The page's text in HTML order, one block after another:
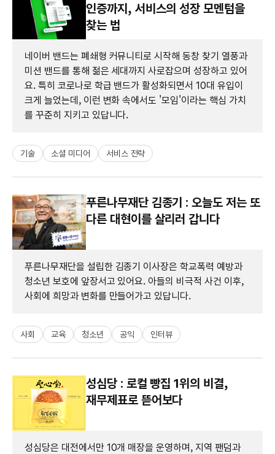
인증까지, 서비스의 성장 모멘텀을
찾는 법
네이버 밴드는 폐쇄형 커뮤니티로 시작해 동창 찾기 열풍과
미션 밴드를 통해 젊은 세대까지 사로잡으며 성장하고 있어
요. 특히 코로나로 학급 밴드가 활성화되면서 10대 유입이
크게 늘었는데, 이런 변화 속에서도 '모임'이라는 핵심 가치
를 꾸준히 지키고 있답니다.
기술 소셜 미디어 서비스 전략
푸른나무재단 김종기 : 오늘도 저는 또
다른 대현이를 살리러 갑니다
푸른나무재단을 설립한 김종기 이사장은 학교폭력 예방과
청소년 보호에 앞장서고 있어요. 아들의 비극적 사건 이후,
사회에 희망과 변화를 만들어가고 있답니다.
사회 교육 청소년 공익 인터뷰
성심당 : 로컬 빵집 1위의 비결,
재무제표로 뜯어보다
성심당은 대전에서만 10개 매장을 운영하며, 지역 팬덤과